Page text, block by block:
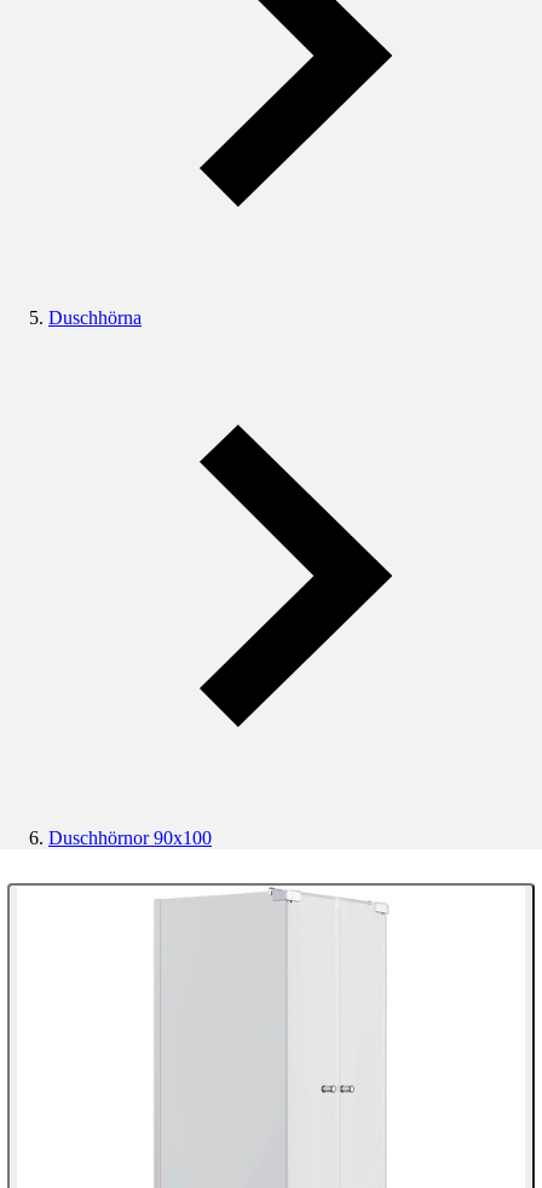
Duschhörna
Duschhörnor 90x100